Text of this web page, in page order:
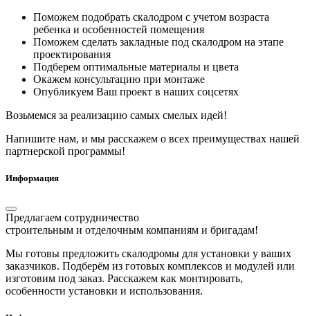
Поможем подобрать скалодром с учетом возраста
ребенка и особенностей помещения
Поможем сделать закладные под скалодром на этапе
проектирования
Подберем оптимальные материалы и цвета
Окажем консультацию при монтаже
Опубликуем Ваш проект в наших соцсетях
Возьмемся за реализацию самых смелых идей!
Напишите нам, и мы расскажем о всех преимуществах нашей
партнерской программы!
Информация
Предлагаем сотрудничество
строительным и отделочным компаниям и бригадам!
Мы готовы предложить скалодромы для установки у ваших
заказчиков. Подберём из готовых комплексов и модулей или
изготовим под заказ. Расскажем как монтировать,
особенности установки и использования.